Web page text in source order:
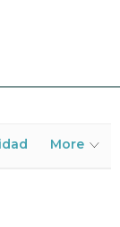
More